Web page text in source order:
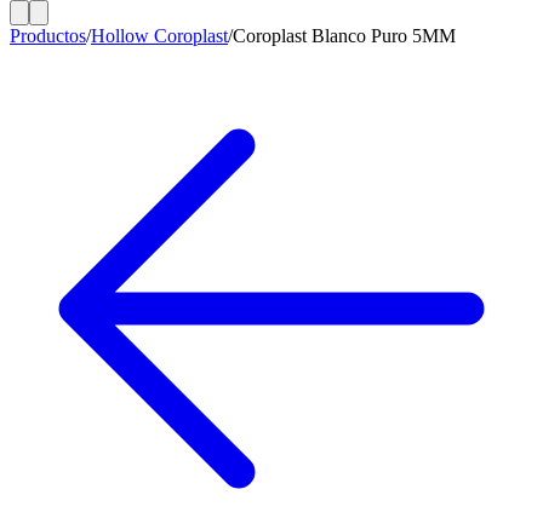
Productos/Hollow Coroplast/Coroplast Blanco Puro 5MM